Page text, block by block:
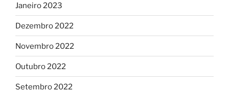
Janeiro 2023
Dezembro 2022
Novembro 2022
Outubro 2022
Setembro 2022